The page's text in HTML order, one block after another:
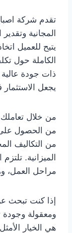
تقدم شركة
المجانية
يتيح للعميل
الكاملة حول
ذات جودة عالية
يجعل
من خلال
من الحصول على
من التكاليف
الميزانية.
مراحل العمل،
إذا كنت تبحث
ومعقولة وجودة
هي الخيار